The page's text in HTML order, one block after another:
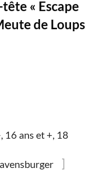
« Escape
de Loups
16 ans et +, 18